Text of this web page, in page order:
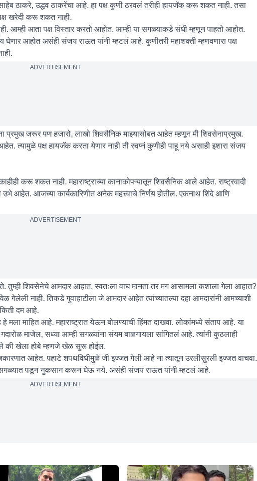
ठाकरे, उद्धव ठाकरेंचा आहे. हा पक्ष कुणी ठरवलं तरीही हायजॅक करू शकत नाही. तसा
खरेदी करू शकत नाही.
आता पक्ष विस्तार करतो आहोत. आम्ही या सगळ्याकडे संधी म्हणून पाहतो आहोत.
घेणार आहोत असंही संजय राऊत यांनी म्हटलं आहे. कुणीतरी महाशक्ती म्हणवणारा पक्ष
ADVERTISEMENT
प्रमुख जरूर पण हजारो, लाखो शिवसैनिक माझ्यासोबत आहेत म्हणून मी शिवसेनाप्रमुख.
त्यामुळे पक्ष हायजॅक करता येणार नाही ती स्वप्नं कुणीही पाहू नये असाही इशारा संजय
करू शकत नाही. महाराष्ट्राच्या कानाकोपऱ्यातून शिवसैनिक आले आहेत. राष्ट्रवादी
उभे आहेत. आजच्या कार्यकारिणीत अनेक महत्त्वाचे निर्णय होतील. एकनाथ शिंदे आणि
ADVERTISEMENT
तुम्ही शिवसेनेचे आमदार आहात, स्वतःला वाघ मानता तर मग आसामला कशाला गेला आहात?
गेलेली नाही. तिकडे गुवाहाटीला जे आमदार आहेत त्यांच्यातल्या दहा आमदारांनी आमच्याशी
दम आहे.
माहित आहे. महाराष्ट्रात येऊन बोलण्याची हिंमत दाखवा. लोकांमध्ये संताप आहे. या
माजेल, सध्या आम्ही सगळ्यांना संयम बाळगायला सांगितलं आहे. त्यांनी कुठलाही
की खेला होबे म्हणजे खेळ सुरू होईल.
आहेत. पहाटे शपथविधीमुळे जी इज्जत गेली आहे ना त्यातून उरलीसुरली इज्जत वाचवा.
सगळ्यात पडून नुकसान करून घेऊ नये. असंही संजय राऊत यांनी म्हटलं आहे.
ADVERTISEMENT